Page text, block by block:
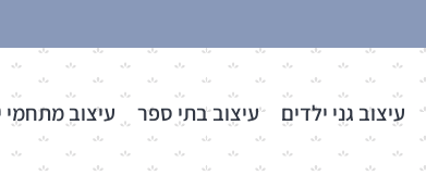
עיצוב גני ילדים עיצוב בתי ספר עיצוב מתחמי